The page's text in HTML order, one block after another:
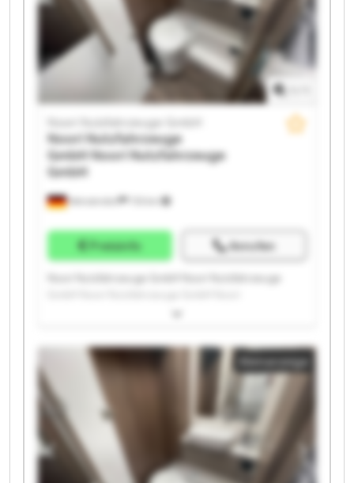
Nutzfahrzeuge GmbH Noori Nutzfahrzeuge GmbH
Wenzendorf
Noori Nutzfahrzeuge GmbH
Noori Nutzfahrzeuge
GmbHNoori Nutzfahrzeuge
GmbH
Preisinfo Anrufen
Noori Nutzfahrzeuge GmbH Noori Nutzfahrzeuge
Nutzfahrzeuge GmbH Noori Nutzfahrzeuge GmbH
GmbH Noori Nutzfahrzeuge GmbH Noori
Nutzfahrzeuge GmbH Noori Nutzfahrzeuge GmbH
Noori Nutzfahrzeuge GmbH Noori Nutzfahrzeuge
GmbH Noori Nutzfahrzeuge GmbH Noori
Nutzfahrzeuge GmbH Noori Nutzfahrzeuge GmbH
Noori Nutzfahrzeuge GmbH Noori Nutzfahrzeuge
GmbH Noori Nutzfahrzeuge GmbH Noori
Nutzfahrzeuge GmbH Noori Nutzfahrzeuge GmbH
Kleinanzeige